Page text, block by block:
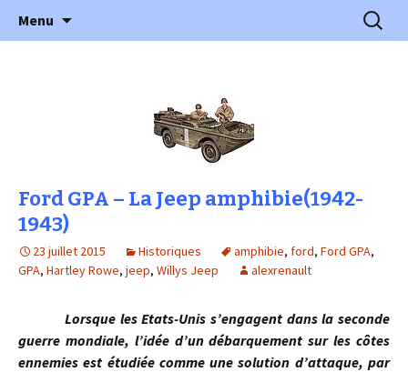
l'Automobile Ancienne
l'automobile ancienne : articles, historiques
…
Menu
Ford GPA – La Jeep amphibie(1942-
1943)
23 juillet 2015 Historiques amphibie, ford, Ford GPA,
GPA, Hartley Rowe, jeep, Willys Jeep alexrenault
Lorsque les Etats-Unis s’engagent dans la seconde
guerre mondiale, l’idée d’un débarquement sur les côtes
ennemies est étudiée comme une solution d’attaque, par